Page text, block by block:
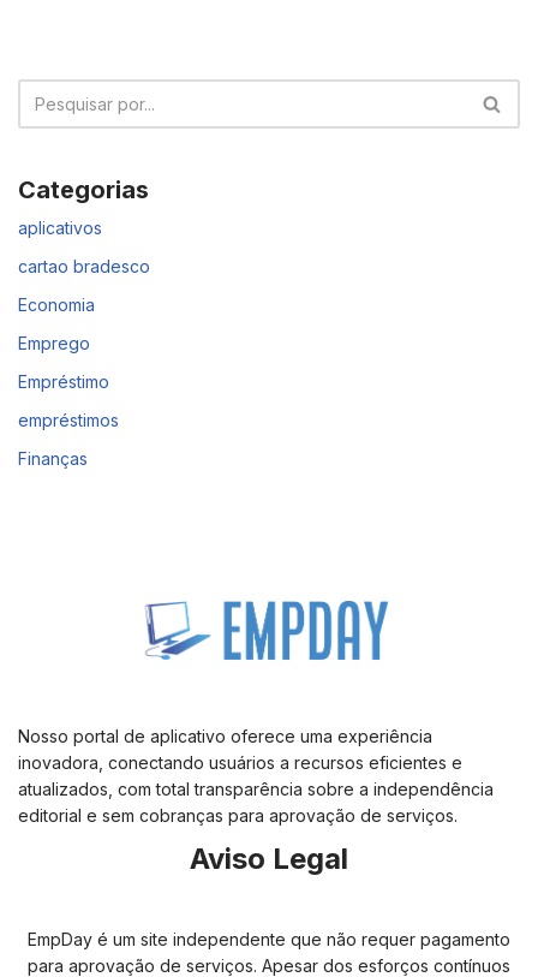
Categorias
aplicativos
cartao bradesco
Economia
Emprego
Empréstimo
empréstimos
Finanças
Nosso portal de aplicativo oferece uma experiência
inovadora, conectando usuários a recursos eficientes e
atualizados, com total transparência sobre a independência
editorial e sem cobranças para aprovação de serviços.
Aviso Legal
EmpDay é um site independente que não requer pagamento
para aprovação de serviços. Apesar dos esforços contínuos